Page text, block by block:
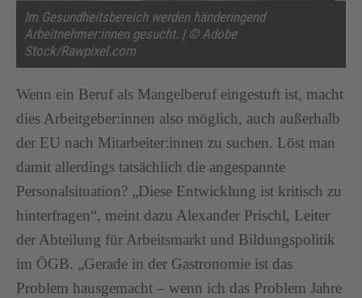
Im Gesundheitsbereich werden händeringend
Arbeitnehmer:innen gesucht. | © Adobe
Stock/Rawpixel.com
Wenn ein Beruf als Mangelberuf eingestuft ist, macht
dies Arbeitgeber:innen also möglich, auch außerhalb
der EU nach Mitarbeiter:innen zu suchen. Löst man
damit allerdings tatsächlich die angespannte
Personalsituation? „Diese Entwicklung ist kritisch zu
hinterfragen“, meint dazu Alexander Prischl, Leiter
der Abteilung für Arbeitsmarkt und Bildungspolitik
im ÖGB. „Gerade in der Gastronomie ist das
Problem hausgemacht – wenn ich das Problem Jahre